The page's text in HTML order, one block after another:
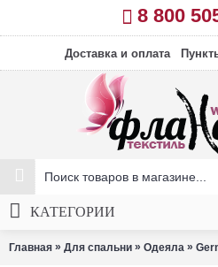
8 800
Доставка и оплата
КАТЕГОРИИ
Главная » Для спальни » Одеяла »